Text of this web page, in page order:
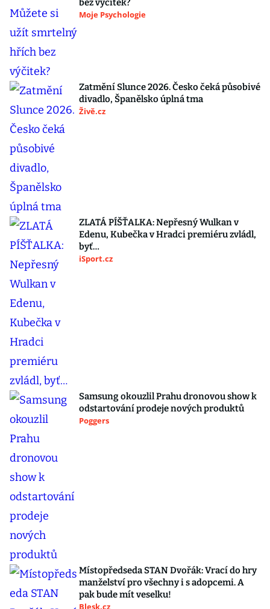
bez výčitek?
Moje Psychologie
Zatmění Slunce 2026. Česko čeká působivé
divadlo, Španělsko úplná tma
Živě.cz
ZLATÁ PÍŠŤALKA: Nepřesný Wulkan v
Edenu, Kubečka v Hradci premiéru zvládl,
byť…
iSport.cz
Samsung okouzlil Prahu dronovou show k
odstartování prodeje nových produktů
Poggers
Místopředseda STAN Dvořák: Vrací do hry
manželství pro všechny i s adopcemi. A
pak bude mít veselku!
Blesk.cz